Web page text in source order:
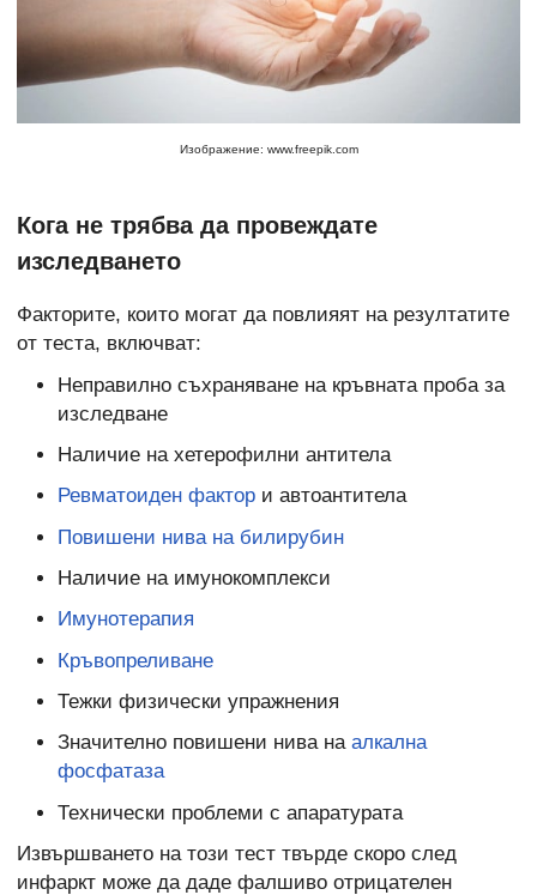
Изображение: www.freepik.com
Кога не трябва да провеждате
изследването
Факторите, които могат да повлияят на резултатите
от теста, включват:
Неправилно съхраняване на кръвната проба за
изследване
Наличие на хетерофилни антитела
Ревматоиден фактори автоантитела
Повишени нива на билирубин
Наличие на имунокомплекси
Имунотерапия
Кръвопреливане
Тежки физически упражнения
Значително повишени нива на алкална
фосфатаза
Технически проблеми с апаратурата
Извършването на този тест твърде скоро след
инфаркт може да даде фалшиво отрицателен